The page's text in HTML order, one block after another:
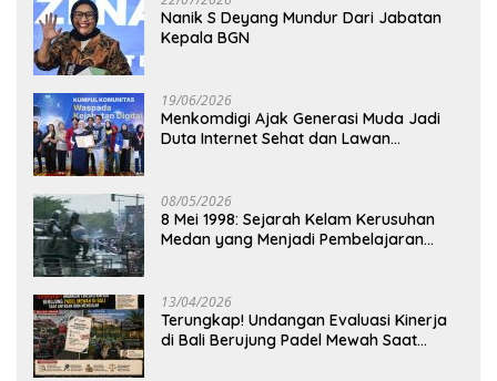
Nanik S Deyang Mundur Dari Jabatan
Kepala BGN
19/06/2026
Menkomdigi Ajak Generasi Muda Jadi
Duta Internet Sehat dan Lawan
08/05/2026
8 Mei 1998: Sejarah Kelam Kerusuhan
Medan yang Menjadi Pembelajaran
13/04/2026
Terungkap! Undangan Evaluasi Kinerja
di Bali Berujung Padel Mewah Saat